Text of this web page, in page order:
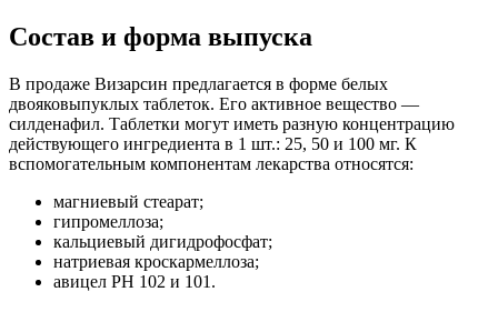
Состав и форма выпуска
В продаже Визарсин предлагается в форме белых
двояковыпуклых таблеток. Его активное вещество —
силденафил. Таблетки могут иметь разную концентрацию
действующего ингредиента в 1 шт.: 25, 50 и 100 мг. К
вспомогательным компонентам лекарства относятся:
магниевый стеарат;
гипромеллоза;
кальциевый дигидрофосфат;
натриевая кроскармеллоза;
авицел PH 102 и 101.